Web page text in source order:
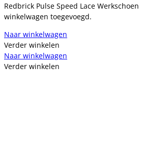
Redbrick Pulse Speed Lace
winkelwagen toegevoegd.
Naar winkelwagen
Verder winkelen
Naar winkelwagen
Verder winkelen